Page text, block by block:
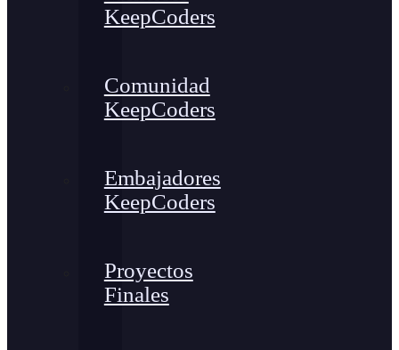
KeepCoders
Comunidad
KeepCoders
Embajadores
KeepCoders
Proyectos
Finales